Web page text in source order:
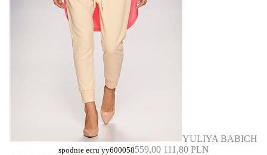
YULIYA BABICH
spodnie ecru yy600058559,00 111,80 PLN